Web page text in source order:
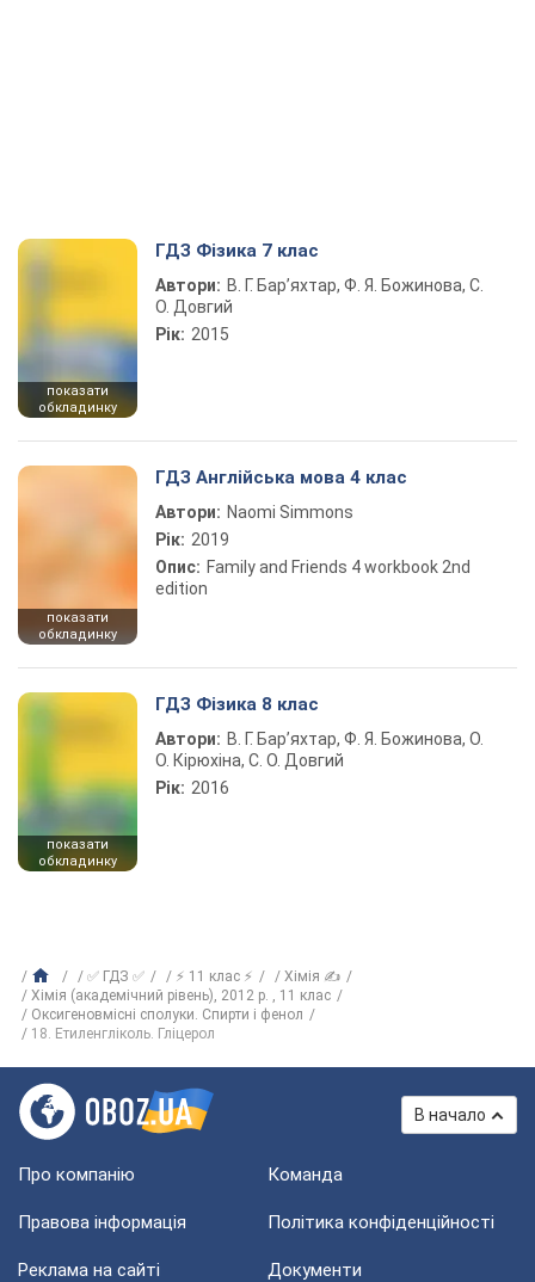
показати
обкладинку
ГДЗ Фізика 7 клас
Автори: В. Г. Бар’яхтар, Ф. Я. Божинова, С.
О. Довгий
Рік: 2015
показати
обкладинку
ГДЗ Англійська мова 4 клас
Автори: Naomi Simmons
Рік: 2019
Опис: Family and Friends 4 workbook 2nd
edition
показати
обкладинку
ГДЗ Фізика 8 клас
Автори: В. Г. Бар’яхтар, Ф. Я. Божинова, О.
О. Кірюхіна, С. О. Довгий
Рік: 2016
✅ ГДЗ ✅ ⚡ 11 клас ⚡
Хімія ✍
Хімія (академічний рівень), 2012 р. , 11 клас
Оксигеновмісні сполуки. Спирти і фенол
18. Етиленгліколь. Гліцерол
В начало
Про компанію Команда
Правова інформація Політика конфіденційності
Реклама на сайті Документи